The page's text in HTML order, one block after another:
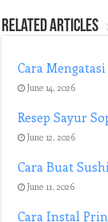
Related Articles
Cara
June 14, 2026
Resep Sayur
June 12, 2026
Cara Buat
June 11, 2026
Cara Instal